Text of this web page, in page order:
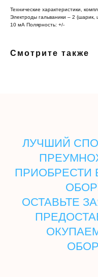
Технические характеристики,
Электроды гальваники – 2
10 мА Полярность: +/-
Смотрите также
ЛУЧШИЙ
ПРИОБРЕСТИ
ОСТАВЬТЕ